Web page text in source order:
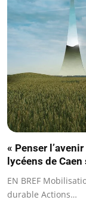
« Penser
lycéens de
EN BREF
durable Actions…